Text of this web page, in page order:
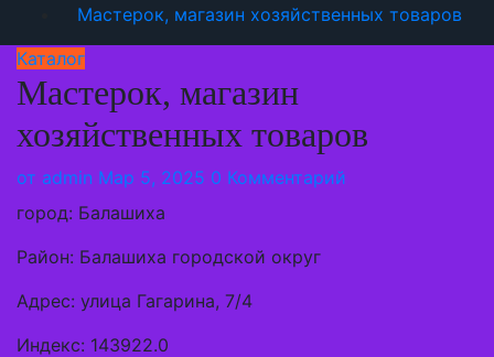
Мастерок, магазин хозяйственных товаров
Каталог
Мастерок, магазин
хозяйственных товаров
от admin Мар 5, 2025 0 Комментарий
город: Балашиха
Район: Балашиха городской округ
Адрес: улица Гагарина, 7/4
Индекс: 143922.0